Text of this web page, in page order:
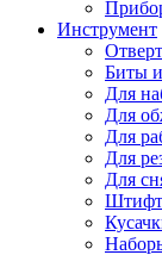
Инструмент
Биты
Для
Для
Для
Для
Для